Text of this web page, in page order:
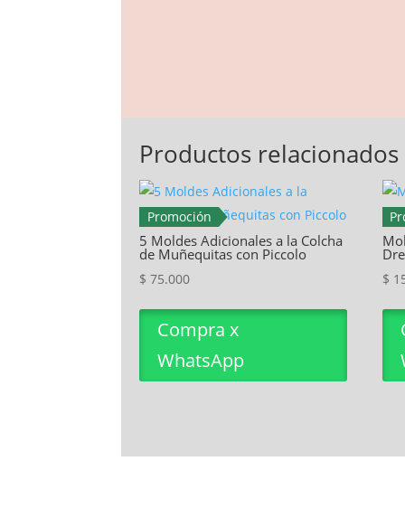
Productos relacionados
Promoción
5 Moldes Adicionales a la Colcha
de Muñequitas con Piccolo
$ 75.000
Compra x
WhatsApp
$